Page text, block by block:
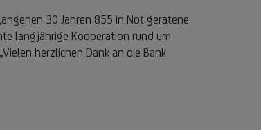
30 Jahren 855 in Not geratene
langjährige Kooperation rund um
herzlichen Dank an die Bank